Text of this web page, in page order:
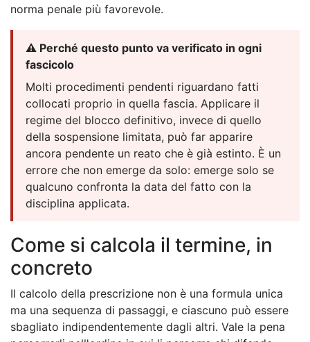
norma penale più favorevole.
⚠️ Perché questo punto va verificato in ogni
fascicolo
Molti procedimenti pendenti riguardano fatti
collocati proprio in quella fascia. Applicare il
regime del blocco definitivo, invece di quello
della sospensione limitata, può far apparire
ancora pendente un reato che è già estinto. È un
errore che non emerge da solo: emerge solo se
qualcuno confronta la data del fatto con la
disciplina applicata.
Come si calcola il termine, in
concreto
Il calcolo della prescrizione non è una formula unica
ma una sequenza di passaggi, e ciascuno può essere
sbagliato indipendentemente dagli altri. Vale la pena